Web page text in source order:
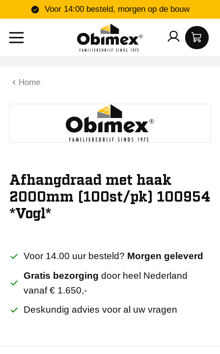
Voor 14:00 besteld, morgen op de bouw
Home
Afhangdraad met haak
2000mm (100st/pk) 100954
*Vogl*
Voor 14.00 uur besteld? Morgen geleverd
Gratis bezorging door heel Nederland
vanaf € 1.650,-
Deskundig advies voor al uw vragen